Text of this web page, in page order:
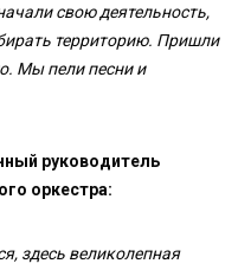
свою деятельность,
территорию. Пришли
Мы пели песни и
руководитель
оркестра:
здесь великолепная